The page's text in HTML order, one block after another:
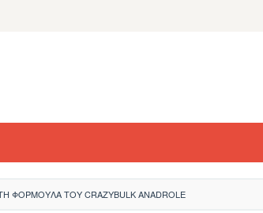
ΦΌΡΜΟΥΛΑ ΤΟΥ CRAZYBULK ANADROLE